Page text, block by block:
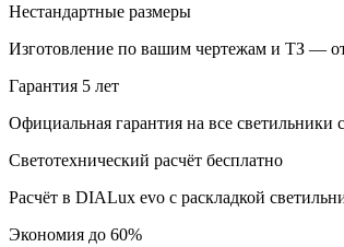
Нестандартные размеры
Изготовление по вашим чертежам и ТЗ —
Гарантия 5 лет
Официальная гарантия на все светильники
Светотехнический расчёт бесплатно
Расчёт в DIALux evo с раскладкой
Экономия до 60%